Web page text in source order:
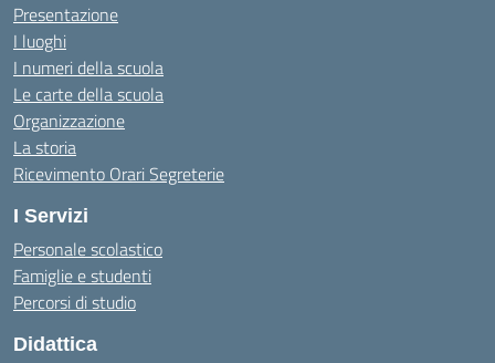
Presentazione
I luoghi
I numeri della scuola
Le carte della scuola
Organizzazione
La storia
Ricevimento Orari Segreterie
I Servizi
Personale scolastico
Famiglie e studenti
Percorsi di studio
Didattica